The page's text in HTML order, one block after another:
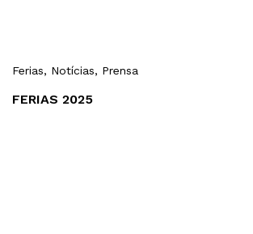
Ferias, Notícias, Prensa
FERIAS 2025